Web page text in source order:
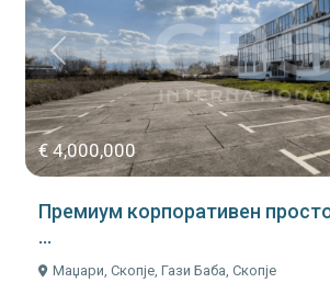
Previous
€ 4,000,000
Премиум корпоративен
...
Маџари, Скопје, Гази Баба, Скопје